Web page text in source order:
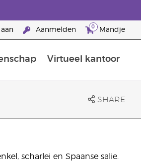
Aanmelden 0 Mandje
Virtueel kantoor
SHARE
scharlei en Spaanse salie.